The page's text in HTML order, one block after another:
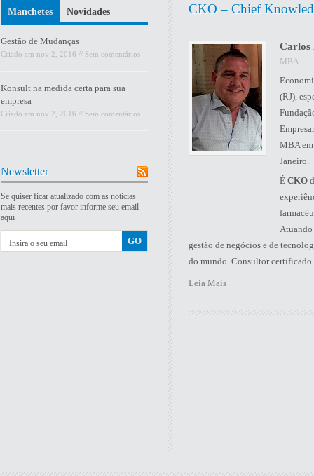
CKO – Chief
Carlos
MBA
(RJ),
MBA
Janeiro.
É CKO
Atuando
gestão de negócios e de
do mundo. Consultor certificado
Leia Mais
Manchetes Novidades
Gestão de Mudanças
Criado em nov 2, 2016 // Sem comentários
Konsult na medida certa para sua
empresa
Criado em nov 2, 2016 // Sem comentários
Newsletter
Se quiser ficar atualizado com as noticias
mais recentes por favor informe seu email
aqui